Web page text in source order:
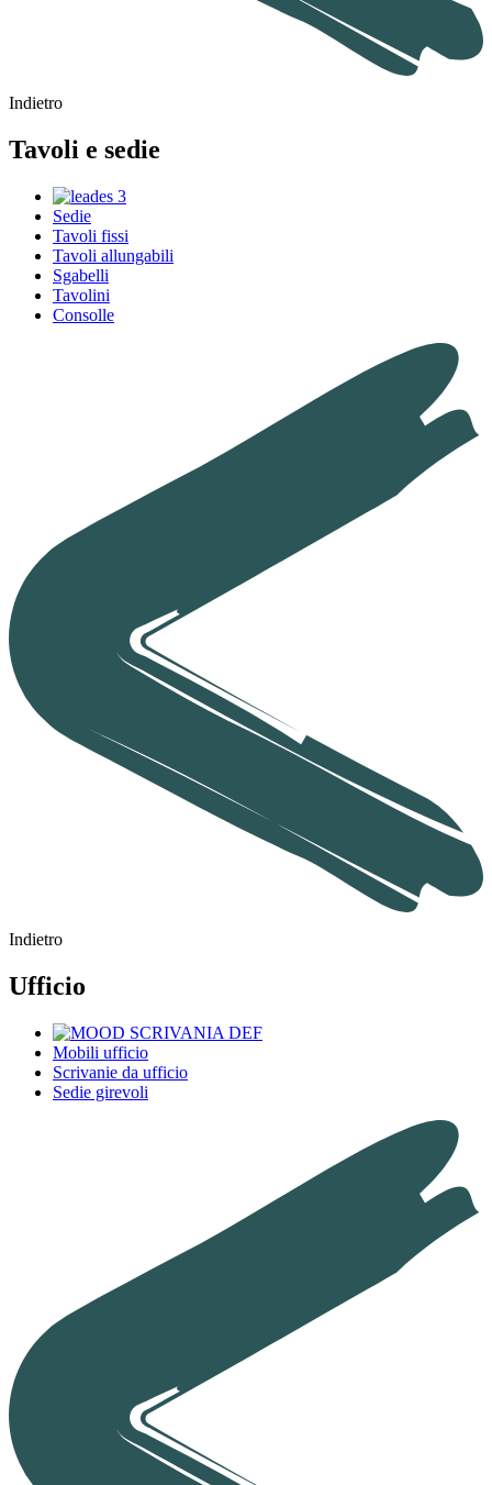
Indietro
Tavoli e sedie
Sedie
Tavoli fissi
Tavoli allungabili
Sgabelli
Tavolini
Consolle
Indietro
Ufficio
Mobili ufficio
Scrivanie da ufficio
Sedie girevoli